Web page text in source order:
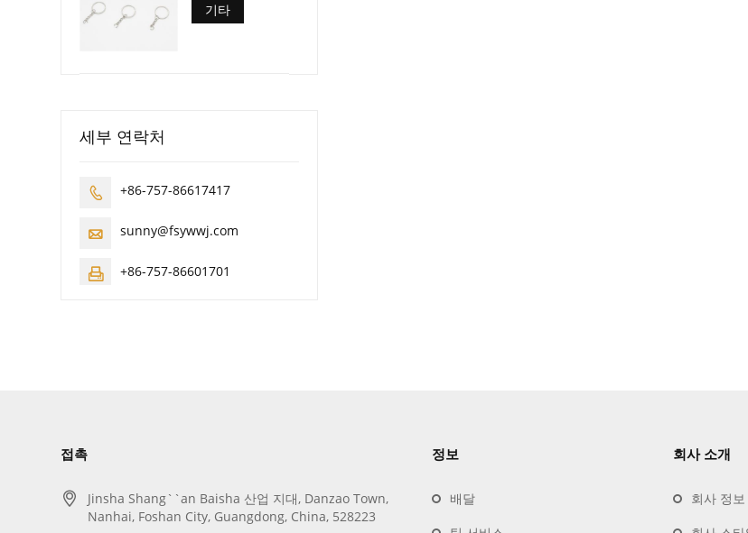
기타
세부 연락처
 +86-757-86617417
 sunny@fsywwj.com
 +86-757-86601701
접촉

Jinsha Shang``an Baisha 산업 지대, Danzao Town,
Nanhai, Foshan City, Guangdong, China, 528223
정보
배달
회사 소개
회사 정보